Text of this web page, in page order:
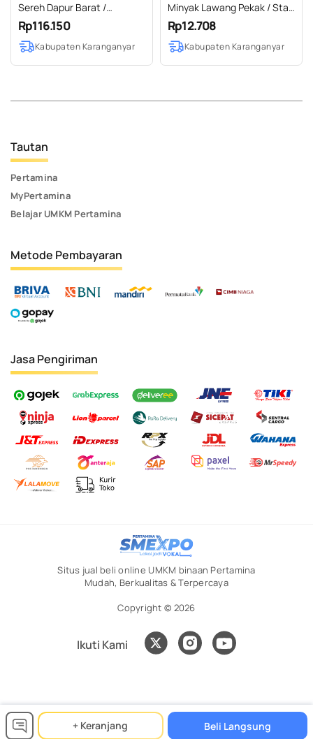
Sereh Dapur Barat /
Lemongrass (West Indian)
Essential Oil 100% Pure (50-
500 ml)
Rp116.150
Kabupaten Karanganyar
Minyak Lawang Pekak / Star
Anise Essential Oil 100%
Pure (2 ml)
Rp12.708
Kabupaten Karanganyar
+ Keranjang Beli Langsung
Tautan
Pertamina
MyPertamina
Belajar UMKM Pertamina
Metode Pembayaran
Jasa Pengiriman
Situs jual beli online UMKM binaan Pertamina
Mudah, Berkualitas & Terpercaya
Copyright © 2026
Ikuti Kami